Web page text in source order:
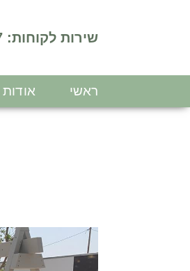
שירות לקוחות: 050-591-4737
ראשי אודות